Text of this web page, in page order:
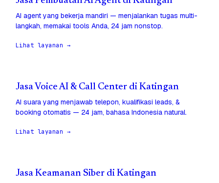
AI agent yang bekerja mandiri — menjalankan tugas multi-
langkah, memakai tools Anda, 24 jam nonstop.
Lihat layanan →
Jasa Voice AI & Call Center di Katingan
AI suara yang menjawab telepon, kualifikasi leads, &
booking otomatis — 24 jam, bahasa Indonesia natural.
Lihat layanan →
Jasa Keamanan Siber di Katingan